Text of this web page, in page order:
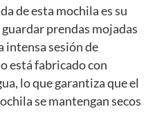
de esta mochila es su
prendas mojadas
intensa sesión de
está fabricado con
lo que garantiza que el
se mantengan secos